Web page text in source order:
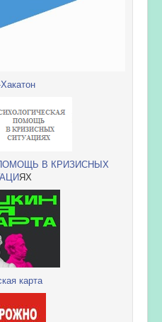
В КРИЗИСНЫХ
ЯХ
карта